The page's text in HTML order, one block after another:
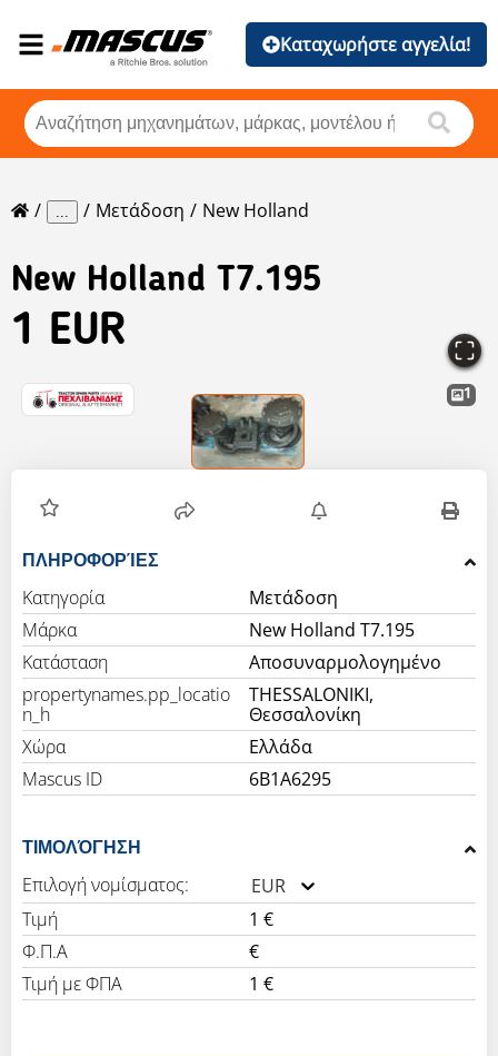
Καταχωρήστε αγγελία!
... Μετάδοση New Holland
New Holland T7.195
1 EUR
1
ΠΛΗΡΟΦΟΡΊΕΣ
Κατηγορία
Μετάδοση
Μάρκα
New Holland T7.195
Κατάσταση
Αποσυναρμολογημένο
propertynames.pp_locatio
n_h
THESSALONIKI,
Θεσσαλονίκη
Χώρα
Ελλάδα
Mascus ID
6B1A6295
ΤΙΜΟΛΌΓΗΣΗ
Επιλογή νομίσματος:
EUR
Τιμή
1 €
Φ.Π.Α
€
Τιμή με ΦΠΑ
1 €